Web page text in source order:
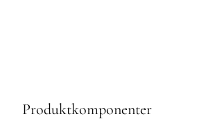
Produktkomponenter